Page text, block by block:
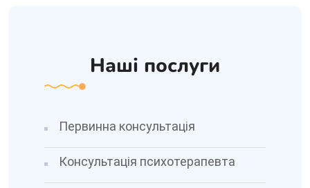
Наші послуги
Первинна консультація
Консультація психотерапевта